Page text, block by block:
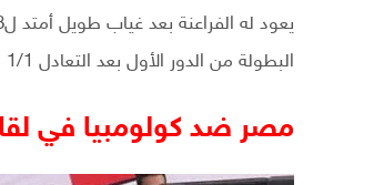
البطولة من الدور الأول بعد التعادل 1/1 امام هولندا ثم التعادل 0/0 أمام أيرلندا ثم الهزيمة امام أنجلترا 1/0 .
مصر ضد كولومبيا في